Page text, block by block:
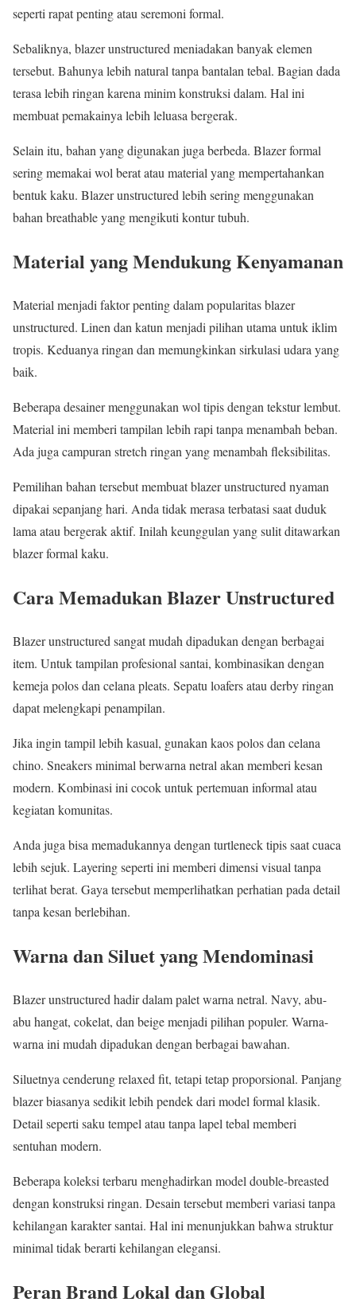
seperti rapat penting atau seremoni formal.
Sebaliknya, blazer unstructured meniadakan banyak elemen
tersebut. Bahunya lebih natural tanpa bantalan tebal. Bagian dada
terasa lebih ringan karena minim konstruksi dalam. Hal ini
membuat pemakainya lebih leluasa bergerak.
Selain itu, bahan yang digunakan juga berbeda. Blazer formal
sering memakai wol berat atau material yang mempertahankan
bentuk kaku. Blazer unstructured lebih sering menggunakan
bahan breathable yang mengikuti kontur tubuh.
Material yang Mendukung Kenyamanan
Material menjadi faktor penting dalam popularitas blazer
unstructured. Linen dan katun menjadi pilihan utama untuk iklim
tropis. Keduanya ringan dan memungkinkan sirkulasi udara yang
baik.
Beberapa desainer menggunakan wol tipis dengan tekstur lembut.
Material ini memberi tampilan lebih rapi tanpa menambah beban.
Ada juga campuran stretch ringan yang menambah fleksibilitas.
Pemilihan bahan tersebut membuat blazer unstructured nyaman
dipakai sepanjang hari. Anda tidak merasa terbatasi saat duduk
lama atau bergerak aktif. Inilah keunggulan yang sulit ditawarkan
blazer formal kaku.
Cara Memadukan Blazer Unstructured
Blazer unstructured sangat mudah dipadukan dengan berbagai
item. Untuk tampilan profesional santai, kombinasikan dengan
kemeja polos dan celana pleats. Sepatu loafers atau derby ringan
dapat melengkapi penampilan.
Jika ingin tampil lebih kasual, gunakan kaos polos dan celana
chino. Sneakers minimal berwarna netral akan memberi kesan
modern. Kombinasi ini cocok untuk pertemuan informal atau
kegiatan komunitas.
Anda juga bisa memadukannya dengan turtleneck tipis saat cuaca
lebih sejuk. Layering seperti ini memberi dimensi visual tanpa
terlihat berat. Gaya tersebut memperlihatkan perhatian pada detail
tanpa kesan berlebihan.
Warna dan Siluet yang Mendominasi
Blazer unstructured hadir dalam palet warna netral. Navy, abu-
abu hangat, cokelat, dan beige menjadi pilihan populer. Warna-
warna ini mudah dipadukan dengan berbagai bawahan.
Siluetnya cenderung relaxed fit, tetapi tetap proporsional. Panjang
blazer biasanya sedikit lebih pendek dari model formal klasik.
Detail seperti saku tempel atau tanpa lapel tebal memberi
sentuhan modern.
Beberapa koleksi terbaru menghadirkan model double-breasted
dengan konstruksi ringan. Desain tersebut memberi variasi tanpa
kehilangan karakter santai. Hal ini menunjukkan bahwa struktur
minimal tidak berarti kehilangan elegansi.
Peran Brand Lokal dan Global